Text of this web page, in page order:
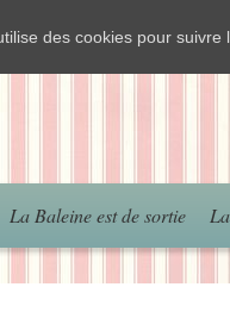
La Baleine est de sortie
des cookies pour suivre